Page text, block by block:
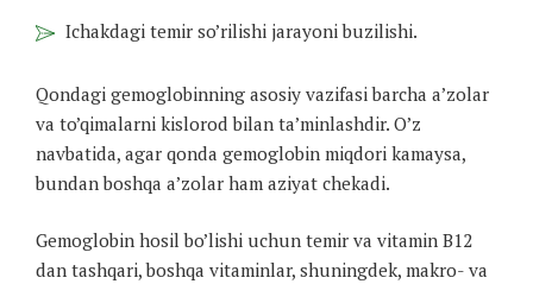
Ichakdagi temir so’rilishi jarayoni buzilishi.
Qondagi gemoglobinning asosiy vazifasi barcha a’zolar
va to’qimalarni kislorod bilan ta’minlashdir. O’z
navbatida, agar qonda gemoglobin miqdori kamaysa,
bundan boshqa a’zolar ham aziyat chekadi.
Gemoglobin hosil bo’lishi uchun temir va vitamin B12
dan tashqari, boshqa vitaminlar, shuningdek, makro- va